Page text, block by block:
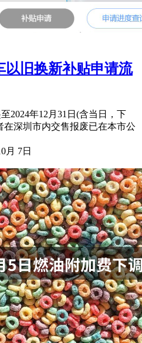
以旧换新补贴申请流
2024年12月31日(含当日，下
在深圳市内交售报废已在本市公
月 7日